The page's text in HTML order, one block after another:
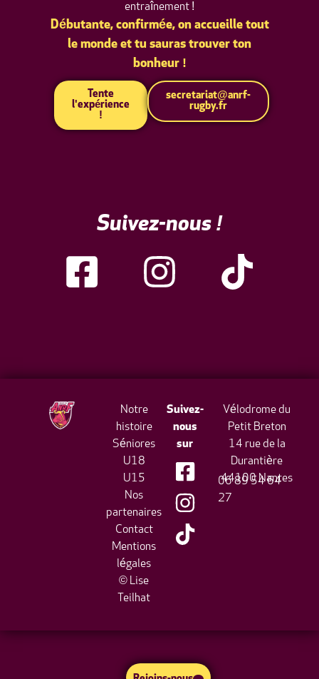
entraînement !
Débutante, confirmée, on accueille tout
le monde et tu sauras trouver ton
bonheur !
Tente
l'expérience
!
secretariat@anrf-
rugby.fr
Suivez-nous !
Notre
histoire
Séniores
U18
U15
Nos
partenaires
Contact
Mentions
légales
© Lise
Teilhat
Suivez-
nous
sur
Vélodrome du
Petit Breton
14 rue de la
Durantière
44100 Nantes
06 89 54 64
27